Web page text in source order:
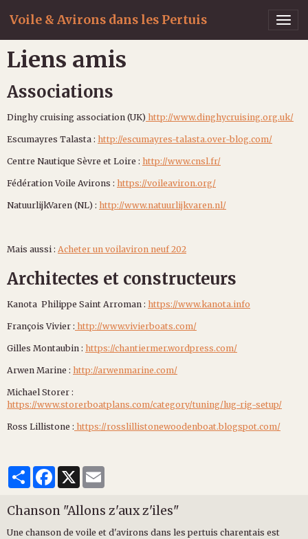
Voile & Avirons dans les Pertuis
Liens amis
Associations
Dinghy cruising association (UK) http://www.dinghycruising.org.uk/
Escumayres Talasta : http://escumayres-talasta.over-blog.com/
Centre Nautique Sèvre et Loire : http://www.cnsl.fr/
Fédération Voile Avirons : https://voileaviron.org/
NatuurlijkVaren (NL) : http://www.natuurlijkvaren.nl/
Mais aussi : Acheter un voilaviron neuf 202
Architectes et constructeurs
Kanota Philippe Saint Arroman : https://www.kanota.info
François Vivier : http://www.vivierboats.com/
Gilles Montaubin : https://chantiermer.wordpress.com/
Arwen Marine : http://arwenmarine.com/
Michael Storer :
https://www.storerboatplans.com/category/tuning/lug-rig-setup/
Ross Lillistone : https://rosslillistonewoodenboat.blogspot.com/
PartagerFacebook
X
Chanson "Allons z'aux z'iles"
Une chanson de voile et d'avirons dans les pertuis charentais est